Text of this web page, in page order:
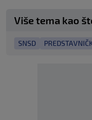
Više tema kao
SNSD